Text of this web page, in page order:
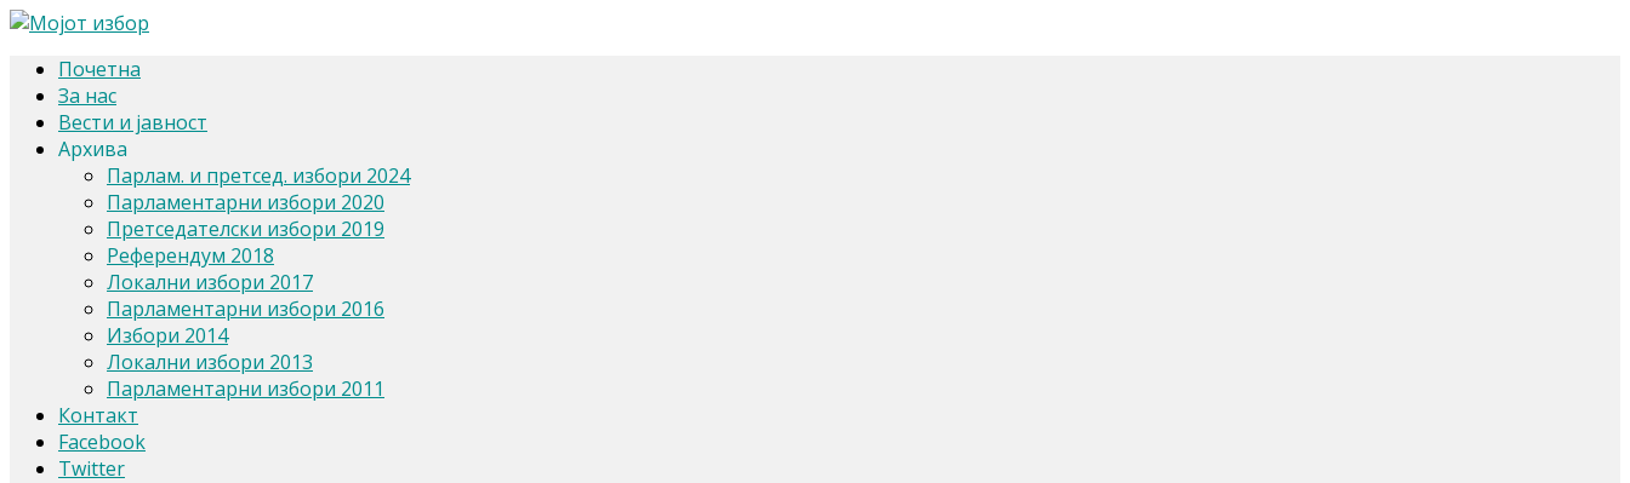
Почетна
За нас
Вести и јавност
Архива
Парлам. и претсед. избори 2024
Парламентарни избори 2020
Претседателски избори 2019
Референдум 2018
Локални избори 2017
Парламентарни избори 2016
Избори 2014
Локални избори 2013
Парламентарни избори 2011
Контакт
Facebook
Twitter